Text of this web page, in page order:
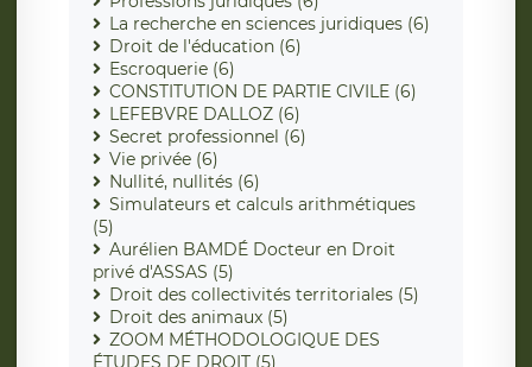
La recherche en sciences juridiques (6)
Droit de l'éducation (6)
Escroquerie (6)
CONSTITUTION DE PARTIE CIVILE (6)
LEFEBVRE DALLOZ (6)
Secret professionnel (6)
Vie privée (6)
Nullité, nullités (6)
Simulateurs et calculs arithmétiques
(5)
Aurélien BAMDÉ Docteur en Droit
privé d'ASSAS (5)
Droit des collectivités territoriales (5)
Droit des animaux (5)
ZOOM MÉTHODOLOGIQUE DES
ÉTUDES DE DROIT (5)